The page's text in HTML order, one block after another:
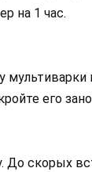
на 1 час.
его
До скорых